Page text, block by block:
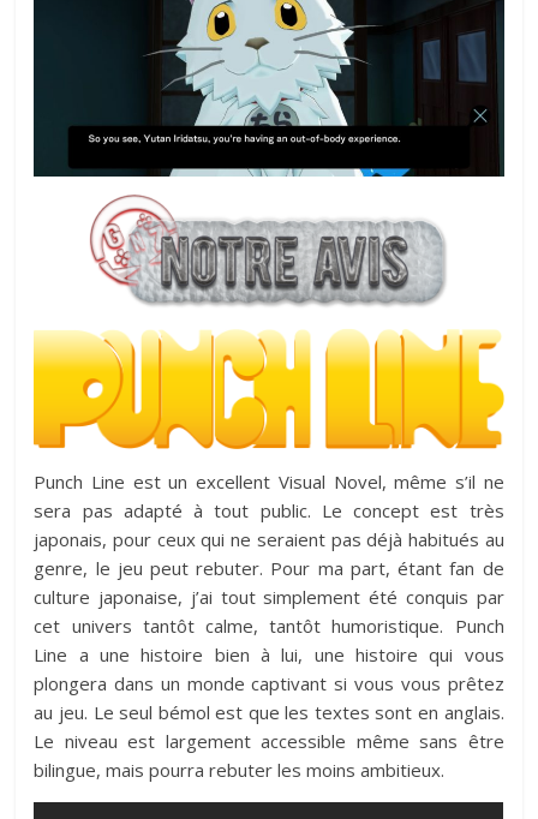
Punch Line est un excellent Visual Novel, même s’il ne
sera pas adapté à tout public. Le concept est très
japonais, pour ceux qui ne seraient pas déjà habitués au
genre, le jeu peut rebuter. Pour ma part, étant fan de
culture japonaise, j’ai tout simplement été conquis par
cet univers tantôt calme, tantôt humoristique. Punch
Line a une histoire bien à lui, une histoire qui vous
plongera dans un monde captivant si vous vous prêtez
au jeu. Le seul bémol est que les textes sont en anglais.
Le niveau est largement accessible même sans être
bilingue, mais pourra rebuter les moins ambitieux.